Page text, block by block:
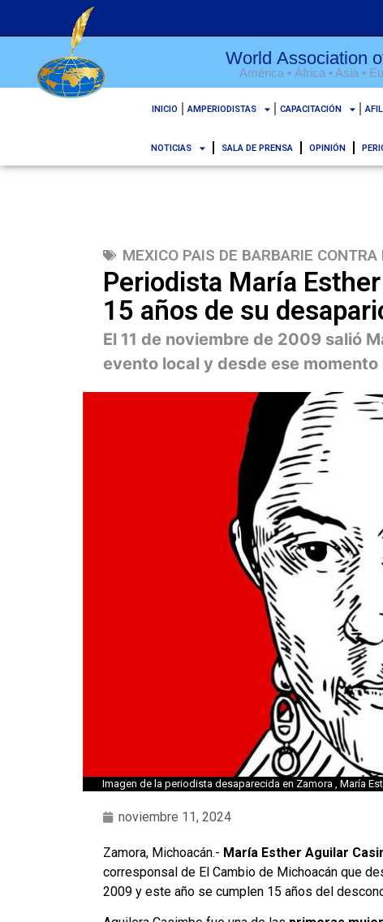
World Association
América • África • Asia •
INICIO AMPERIODISTAS CAPACITACIÓN
NOTICIAS SALA DE PRENSA OPINIÓN
MEXICO PAIS DE BARBARIE CONTRA
Periodista María
15 años de su
El 11 de noviembre de 2009 salió
evento local y desde ese
Imagen de la periodista desaparecida en Zamora , María
noviembre 11, 2024
Zamora, Michoacán.- María Esther Aguilar
corresponsal de El Cambio de Michoacán que
2009 y este año se cumplen 15 años del